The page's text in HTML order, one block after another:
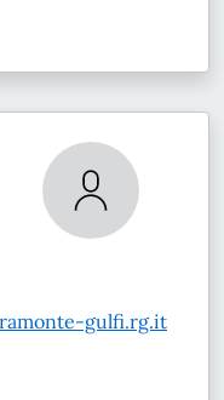
gulfi.rg.it